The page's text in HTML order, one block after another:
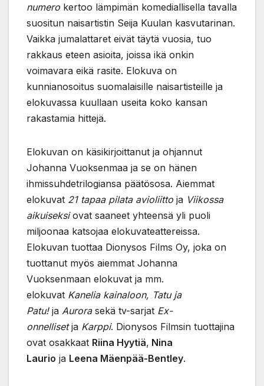
numero kertoo lämpimän komediallisella tavalla
suositun naisartistin Seija Kuulan kasvutarinan.
Vaikka jumalattaret eivät täytä vuosia, tuo
rakkaus eteen asioita, joissa ikä onkin
voimavara eikä rasite. Elokuva on
kunnianosoitus suomalaisille naisartisteille ja
elokuvassa kuullaan useita koko kansan
rakastamia hittejä.
Elokuvan on käsikirjoittanut ja ohjannut
Johanna Vuoksenmaa ja se on hänen
ihmissuhdetrilogiansa päätösosa. Aiemmat
elokuvat 21 tapaa pilata avioliitto ja Viikossa
aikuiseksiovat saaneet yhteensä yli puoli
miljoonaa katsojaa elokuvateattereissa.
Elokuvan tuottaa Dionysos Films Oy, joka on
tuottanut myös aiemmat Johanna
Vuoksenmaan elokuvat ja mm.
elokuvat Kanelia kainaloon, Tatu ja
Patu! ja Aurora sekä tv-sarjat Ex-
onnellisetja Karppi. Dionysos Filmsin tuottajina
ovat osakkaat Riina Hyytiä, Nina
Laurio ja Leena Mäenpää-Bentley.